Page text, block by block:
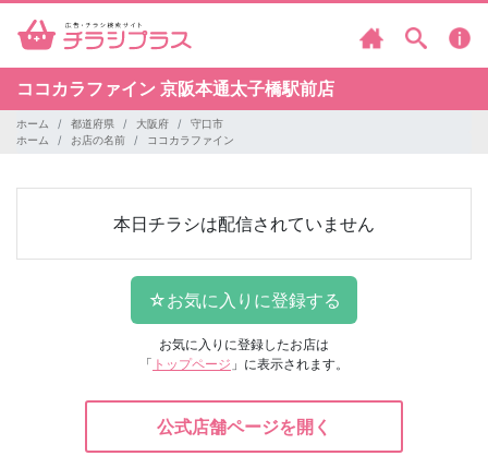
ココカラファイン 京阪本通太子橋駅前店
ホーム 都道府県 大阪府
守口市
ホーム
お店の名前 ココカラファイン
本日チラシは配信されていません
お気に入りに登録したお店は
「 トップページ 」に表示されます。
公式店舗ページを開く